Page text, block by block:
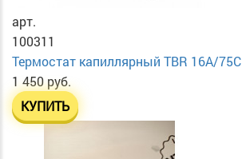
арт.
100311
Термостат капиллярный TBR 16A/75C
1 450 руб.
КУПИТЬ